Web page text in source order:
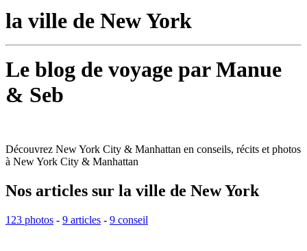
la ville de New York
Le blog de voyage par Manue
& Seb
Découvrez New York City & Manhattan en conseils, récits et photos
à New York City & Manhattan
Nos articles sur la ville de New York
123 photos - 9 articles - 9 conseil